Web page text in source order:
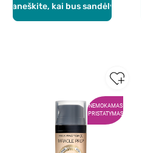
Praneškite, kai bus sandėlyje
NEMOKAMAS
PRISTATYMAS